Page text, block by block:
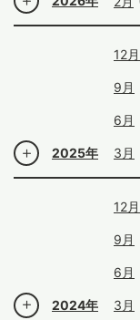
2025年
12月
9月
6月
3月
2024年
12月
9月
6月
3月